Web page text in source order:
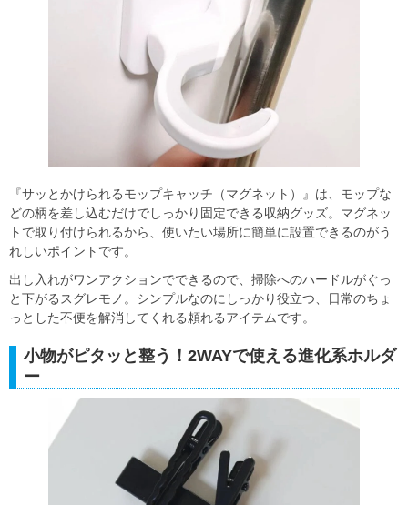
『サッとかけられるモップキャッチ（マグネット）』は、モップな
どの柄を差し込むだけでしっかり固定できる収納グッズ。マグネッ
トで取り付けられるから、使いたい場所に簡単に設置できるのがう
れしいポイントです。
出し入れがワンアクションでできるので、掃除へのハードルがぐっ
と下がるスグレモノ。シンプルなのにしっかり役立つ、日常のちょ
っとした不便を解消してくれる頼れるアイテムです。
小物がピタッと整う！2WAYで使える進化系ホルダ
ー